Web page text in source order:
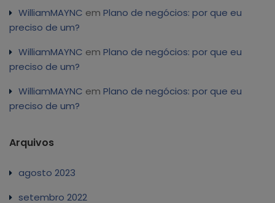
WilliamMAYNC em Plano de negócios: por que eu
preciso de um?
WilliamMAYNC em Plano de negócios: por que eu
preciso de um?
WilliamMAYNC em Plano de negócios: por que eu
preciso de um?
Arquivos
agosto 2023
setembro 2022